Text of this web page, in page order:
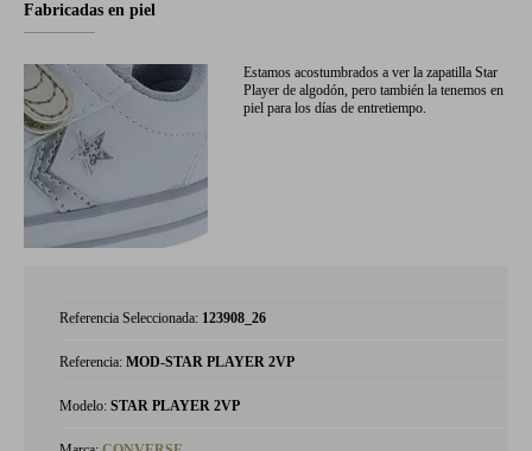
Fabricadas en piel
Estamos acostumbrados a ver la zapatilla Star
Player de algodón, pero también la tenemos en
piel para los días de entretiempo.
Referencia Seleccionada: 123908_26
Referencia: MOD-STAR PLAYER 2VP
Modelo: STAR PLAYER 2VP